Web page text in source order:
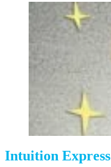
Intuition Express